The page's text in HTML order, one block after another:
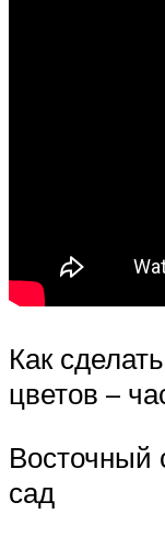
Как
цветов –
Восточный
сад